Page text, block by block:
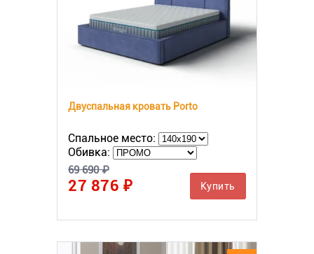
Двуспальная кровать Porto
Спальное место:
Обивка:
69 690 ₽
27 876 ₽ Купить